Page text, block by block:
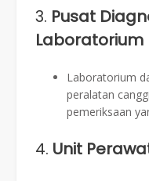
3. Pusat
Laboratorium
Laboratorium
peralatan
pemeriksaan
4. Unit